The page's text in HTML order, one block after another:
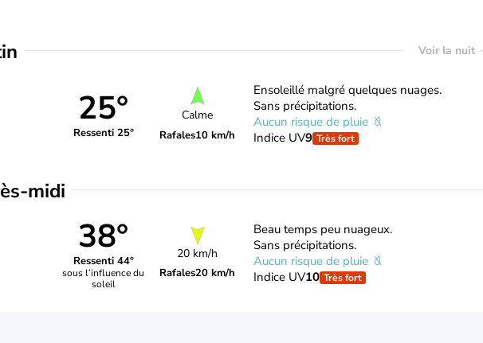
Voir la nuit
25°
Ressenti 25°
Calme
Rafales10 km/h
Ensoleillé malgré quelques nuages.
Sans précipitations.
Aucun risque de pluie
Indice UV9 Très fort
midi
38°
Ressenti 44°
sous l’influence du
soleil
20 km/h
Rafales20 km/h
Beau temps peu nuageux.
Sans précipitations.
Aucun risque de pluie
Indice UV10 Très fort